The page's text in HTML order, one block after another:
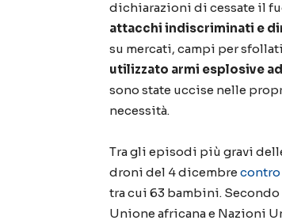
dichiarazioni di cessate il
attacchi indiscriminati e
su mercati, campi per
utilizzato armi esplosive
sono state uccise nelle
necessità.
Tra gli episodi più gravi
droni del 4 dicembre contro
tra cui 63 bambini.
Unione africana e Nazioni